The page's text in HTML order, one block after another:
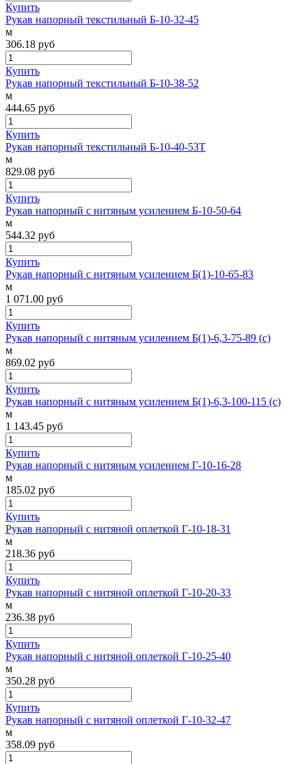
Купить
Рукав напорный текстильный Б-10-32-45
м
306.18 руб
Купить
Рукав напорный текстильный Б-10-38-52
м
444.65 руб
Купить
Рукав напорный текстильный Б-10-40-53Т
м
829.08 руб
Купить
Рукав напорный с нитяным усилением Б-10-50-64
м
544.32 руб
Купить
Рукав напорный с нитяным усилением Б(1)-10-65-83
м
1 071.00 руб
Купить
Рукав напорный с нитяным усилением Б(1)-6,3-75-89 (с)
м
869.02 руб
Купить
Рукав напорный с нитяным усилением Б(1)-6,3-100-115 (с)
м
1 143.45 руб
Купить
Рукав напорный с нитяным усилением Г-10-16-28
м
185.02 руб
Купить
Рукав напорный с нитяной оплеткой Г-10-18-31
м
218.36 руб
Купить
Рукав напорный с нитяной оплеткой Г-10-20-33
м
236.38 руб
Купить
Рукав напорный с нитяной оплеткой Г-10-25-40
м
350.28 руб
Купить
Рукав напорный с нитяной оплеткой Г-10-32-47
м
358.09 руб